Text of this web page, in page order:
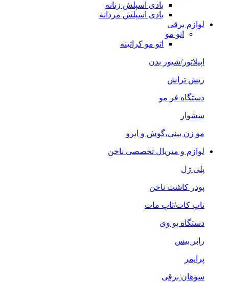
بادی اسپلش زنانه
بادی اسپلش مردانه
لوازم برقی
اتو مو
اتو مو کراتینه
اپیلاتور/شیور بدن
ریش تراش
دستگاه فر مو
سشوار
مو زن بینی،گوش و ابرو
لوازم و متریال تخصصی ناخن
پلی ژل
پودر کاشت ناخن
تاپ کات/تاپ مات
دستگاه یو وی
رابر بیس
پرایمر
سوهان برقی